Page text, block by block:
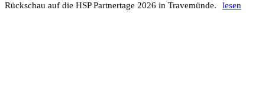
Rück­schau auf die HSP Part­ner­tage 2026 in Trave­münde. lesen